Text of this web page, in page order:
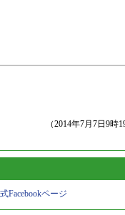
（2014年7月7日9時
Facebookページ